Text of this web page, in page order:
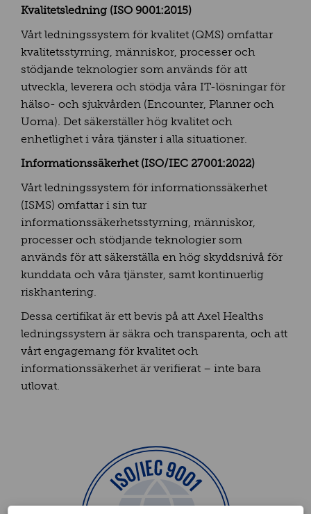
Kvalitetsledning (ISO 9001:2015)
Vårt ledningssystem för kvalitet (QMS) omfattar
kvalitetsstyrning, människor, processer och
stödjande teknologier som används för att
utveckla, leverera och stödja våra IT-lösningar för
hälso- och sjukvården (Encounter, Planner och
Uoma). Det säkerställer hög kvalitet och
enhetlighet i våra tjänster i alla situationer.
Informationssäkerhet (ISO/IEC 27001:2022)
Vårt ledningssystem för informationssäkerhet
(ISMS) omfattar i sin tur
informationssäkerhetsstyrning, människor,
processer och stödjande teknologier som
används för att säkerställa en hög skyddsnivå för
kunddata och våra tjänster, samt kontinuerlig
riskhantering.
Dessa certifikat är ett bevis på att Axel Healths
ledningssystem är säkra och transparenta, och att
vårt engagemang för kvalitet och
informationssäkerhet är verifierat – inte bara
utlovat.